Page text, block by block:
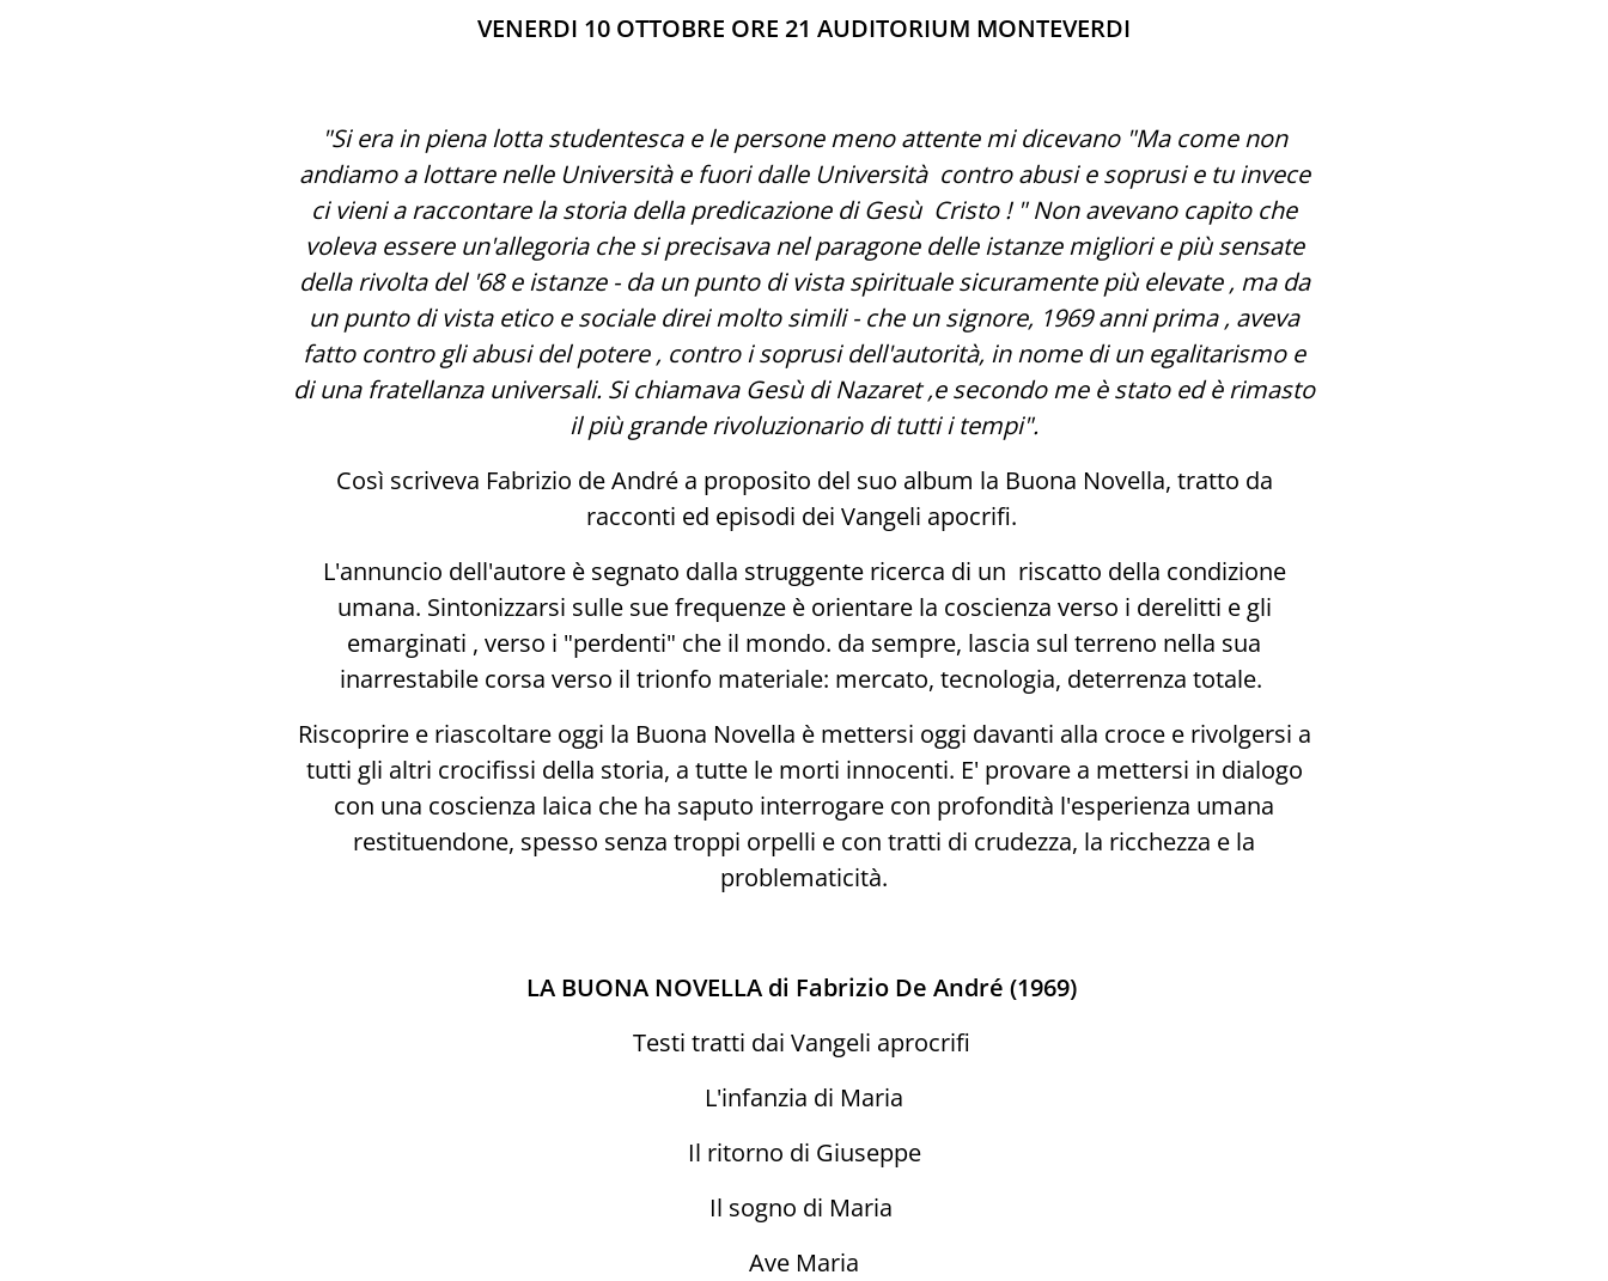
VENERDI 10 OTTOBRE ORE 21 AUDITORIUM MONTEVERDI
"Si era in piena lotta studentesca e le persone meno attente mi dicevano "Ma come non
andiamo a lottare nelle Università e fuori dalle Università contro abusi e soprusi e tu invece
ci vieni a raccontare la storia della predicazione di Gesù Cristo ! " Non avevano capito che
voleva essere un'allegoria che si precisava nel paragone delle istanze migliori e più sensate
della rivolta del '68 e istanze - da un punto di vista spirituale sicuramente più elevate , ma da
un punto di vista etico e sociale direi molto simili - che un signore, 1969 anni prima , aveva
fatto contro gli abusi del potere , contro i soprusi dell'autorità, in nome di un egalitarismo e
di una fratellanza universali. Si chiamava Gesù di Nazaret ,e secondo me è stato ed è rimasto
il più grande rivoluzionario di tutti i tempi".
Così scriveva Fabrizio de André a proposito del suo album la Buona Novella, tratto da
racconti ed episodi dei Vangeli apocrifi.
L'annuncio dell'autore è segnato dalla struggente ricerca di un riscatto della condizione
umana. Sintonizzarsi sulle sue frequenze è orientare la coscienza verso i derelitti e gli
emarginati , verso i "perdenti" che il mondo. da sempre, lascia sul terreno nella sua
inarrestabile corsa verso il trionfo materiale: mercato, tecnologia, deterrenza totale.
Riscoprire e riascoltare oggi la Buona Novella è mettersi oggi davanti alla croce e rivolgersi a
tutti gli altri crocifissi della storia, a tutte le morti innocenti. E' provare a mettersi in dialogo
con una coscienza laica che ha saputo interrogare con profondità l'esperienza umana
restituendone, spesso senza troppi orpelli e con tratti di crudezza, la ricchezza e la
problematicità.
LA BUONA NOVELLA di Fabrizio De André (1969)
Testi tratti dai Vangeli aprocrifi
L'infanzia di Maria
Il ritorno di Giuseppe
Il sogno di Maria
Ave Maria